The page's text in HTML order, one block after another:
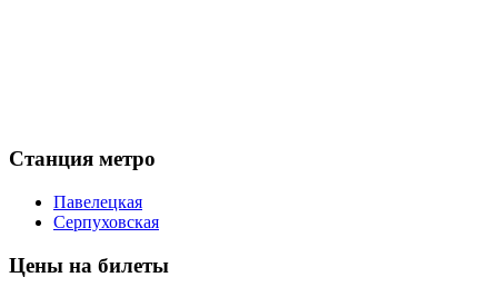
Станция метро
Павелецкая
Серпуховская
Цены на билеты